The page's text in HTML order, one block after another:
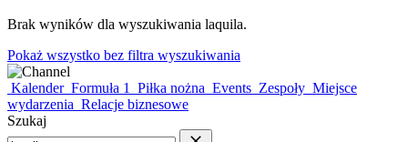
Brak wyników dla wyszukiwania laquila.
Pokaż wszystko bez filtra wyszukiwania
Kalender Formuła 1 Piłka nożna Events Zespoły Miejsce
wydarzenia Relacje biznesowe
Szukaj